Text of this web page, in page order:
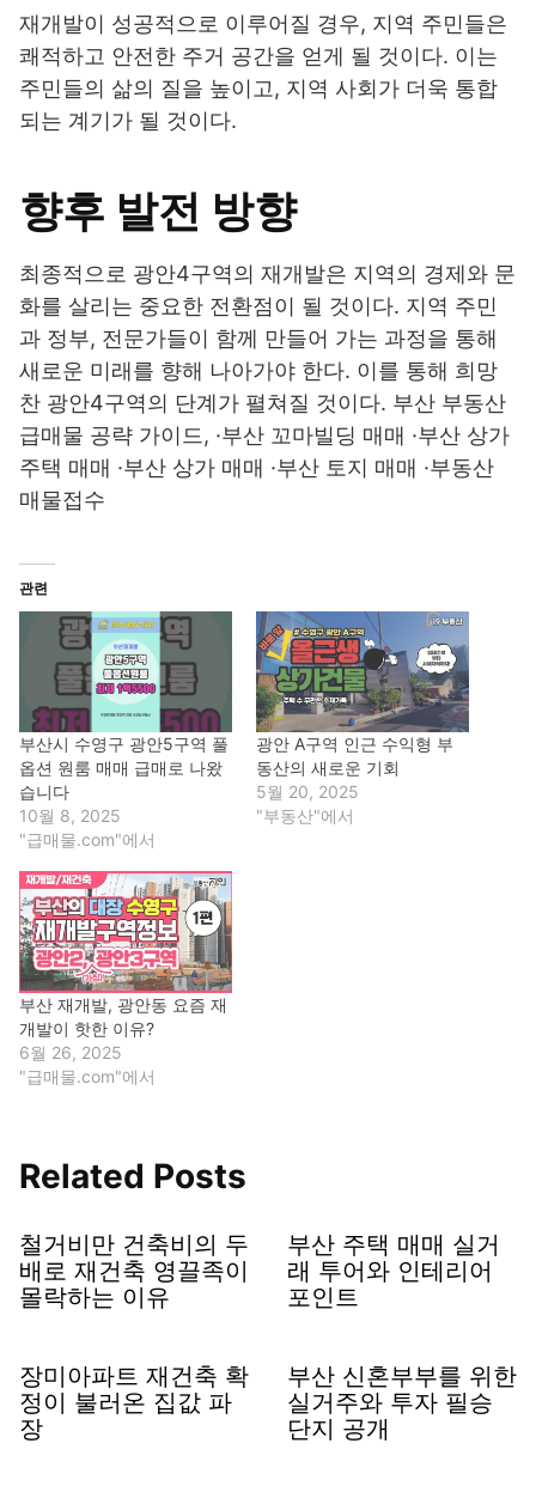
재개발이 성공적으로 이루어질 경우, 지역 주민들은
쾌적하고 안전한 주거 공간을 얻게 될 것이다. 이는
주민들의 삶의 질을 높이고, 지역 사회가 더욱 통합
되는 계기가 될 것이다.
향후 발전 방향
최종적으로 광안4구역의 재개발은 지역의 경제와 문
화를 살리는 중요한 전환점이 될 것이다. 지역 주민
과 정부, 전문가들이 함께 만들어 가는 과정을 통해
새로운 미래를 향해 나아가야 한다. 이를 통해 희망
찬 광안4구역의 단계가 펼쳐질 것이다. 부산 부동산
급매물 공략 가이드, ·부산 꼬마빌딩 매매 ·부산 상가
주택 매매 ·부산 상가 매매 ·부산 토지 매매 ·부동산
매물접수
관련
부산시 수영구 광안5구역 풀
옵션 원룸 매매 급매로 나왔
습니다
10월 8, 2025
"급매물.com"에서
광안 A구역 인근 수익형 부
동산의 새로운 기회
5월 20, 2025
"부동산"에서
부산 재개발, 광안동 요즘 재
개발이 핫한 이유?
6월 26, 2025
"급매물.com"에서
Related Posts
철거비만 건축비의 두
배로 재건축 영끌족이
몰락하는 이유
부산 주택 매매 실거
래 투어와 인테리어
포인트
장미아파트 재건축 확
정이 불러온 집값 파
장
부산 신혼부부를 위한
실거주와 투자 필승
단지 공개